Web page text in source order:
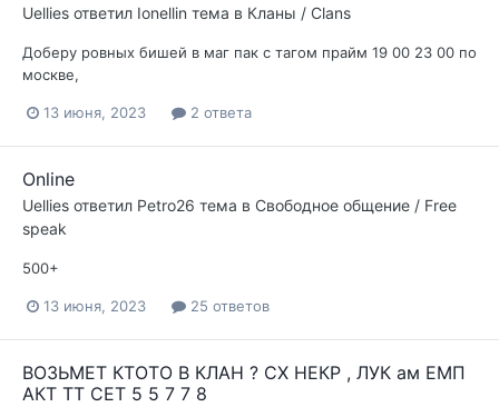
Uellies ответил Ionellin тема в Кланы / Clans
Доберу ровных бишей в маг пак с тагом прайм 19 00 23 00 по
москве,
13 июня, 2023 2 ответа
Online
Uellies ответил Petro26 тема в Свободное общение / Free
speak
500+
13 июня, 2023 25 ответов
ВОЗЬМЕТ КТОТО В КЛАН ? СХ НЕКР , ЛУК ам ЕМП
АКТ ТТ СЕТ 5 5 7 7 8